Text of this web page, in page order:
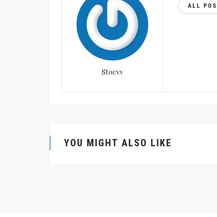
Stoevv
ALL
YOU MIGHT ALSO LIKE